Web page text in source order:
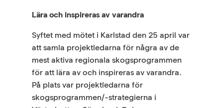
Lära och inspireras av varandra
Syftet med mötet i Karlstad den 25 april var
att samla projektledarna för några av de
mest aktiva regionala skogsprogrammen
för att lära av och inspireras av varandra.
På plats var projektledarna för
skogsprogrammen/-strategierna i